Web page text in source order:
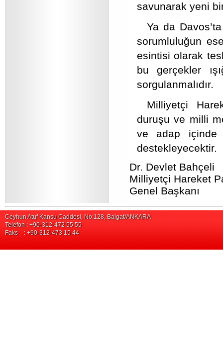
savunarak yeni
Ya da
sorumluluğun
esintisi olarak
bu gerçekler
sorgulanmalıdır.
Milliyetçi
duruşu ve milli
ve adap içinde
destekleyecektir.
Dr. Devlet Bahçeli
Milliyetçi Hareket
Genel Başkanı
Ceyhun Atuf Kansu Caddesi, No:128, Balgat/ANKARA
Telefon : +90-312-472 55 55
Faks : +90-312-473 15 44